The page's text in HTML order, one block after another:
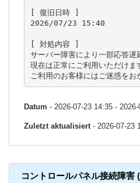
[ 復旧日時 ]
2026/07/23 15:40
[ 対処内容 ]
サーバー障害により一部応答
現在は正常にご利用いただけま
ご利用のお客様にはご迷惑を
Datum - 2026-07-23 14:35 -
Zuletzt aktualisiert- 2026-07-23
コントロールパネル接続障害